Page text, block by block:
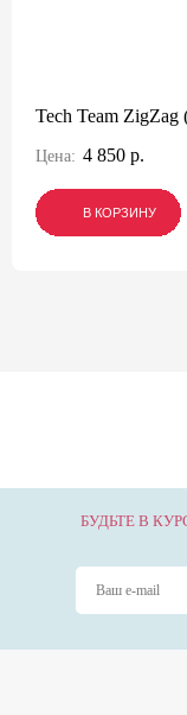
Tech Team ZigZag
Цена: 4 850 р.
В КОРЗИНУ
В КОРЗИНУ
В КОРЗИНУ
БУДЬТЕ В